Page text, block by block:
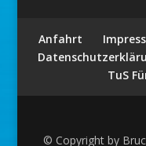
Anfahrt
TuS
© Copyright by